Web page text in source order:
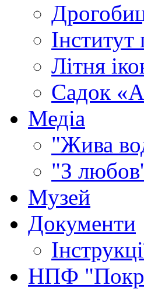
Інститут
Літня
Садок
Медіа
"Жива
"З
Музей
Документи
НПФ